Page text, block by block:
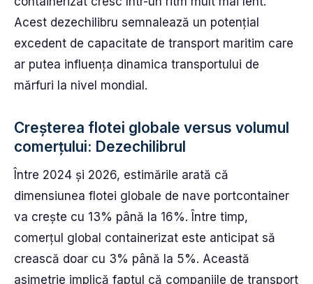
Acest dezechilibru semnalează un potențial
excedent de capacitate de transport maritim care
ar putea influența dinamica transportului de
mărfuri la nivel mondial.
Creșterea flotei globale versus volumul
comerțului: Dezechilibrul
Între 2024 și 2026, estimările arată că
dimensiunea flotei globale de nave portcontainer
va crește cu 13% până la 16%. Între timp,
comerțul global containerizat este anticipat să
crească doar cu 3% până la 5%. Această
asimetrie implică faptul că companiile de transport